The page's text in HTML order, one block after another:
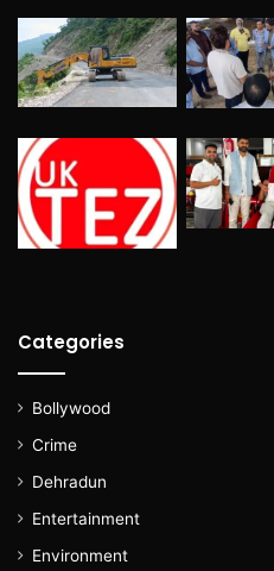
Categories
Bollywood
Crime
Dehradun
Entertainment
Environment